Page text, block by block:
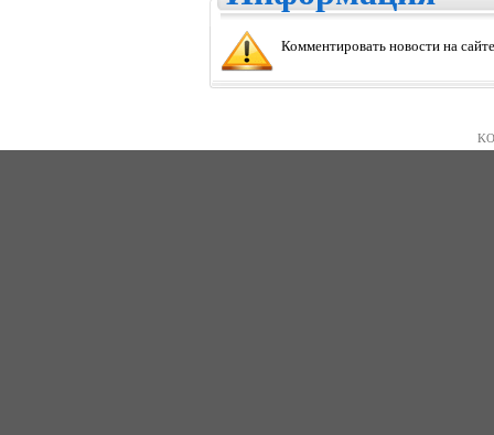
Комментировать новости на